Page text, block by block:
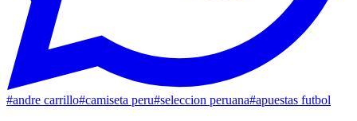
#andre carrillo#camiseta peru#seleccion peruana#apuestas futbol